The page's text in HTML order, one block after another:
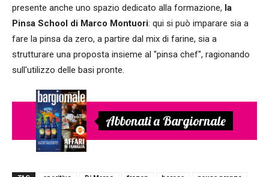
presente anche uno spazio dedicato alla formazione, la
Pinsa School di Marco Montuori: qui si può imparare sia a
fare la pinsa da zero, a partire dal mix di farine, sia a
strutturare una proposta insieme al "pinsa chef", ragionando
sull'utilizzo delle basi pronte.
Abbonati a Bargiornale